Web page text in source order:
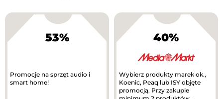
53%
Promocje na sprzęt audio i
smart home!
40%
Wybierz produkty marek ok.,
Koenic, Peaq lub ISY objęte
promocją. Przy zakupie